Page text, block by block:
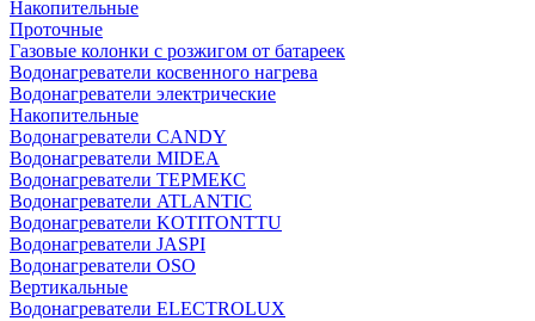
Накопительные
Проточные
Газовые колонки с розжигом от батареек
Водонагреватели косвенного нагрева
Водонагреватели электрические
Накопительные
Водонагреватели CANDY
Водонагреватели MIDEA
Водонагреватели ТЕРМЕКС
Водонагреватели ATLANTIC
Водонагреватели KOTITONTTU
Водонагреватели JASPI
Водонагреватели OSO
Вертикальные
Водонагреватели ELECTROLUX